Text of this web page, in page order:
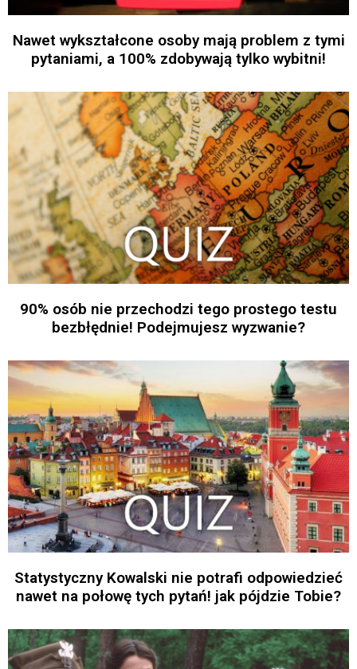
Nawet wykształcone osoby mają problem z tymi
pytaniami, a 100% zdobywają tylko wybitni!
90% osób nie przechodzi tego prostego testu
bezbłędnie! Podejmujesz wyzwanie?
Statystyczny Kowalski nie potrafi odpowiedzieć
nawet na połowę tych pytań! jak pójdzie Tobie?